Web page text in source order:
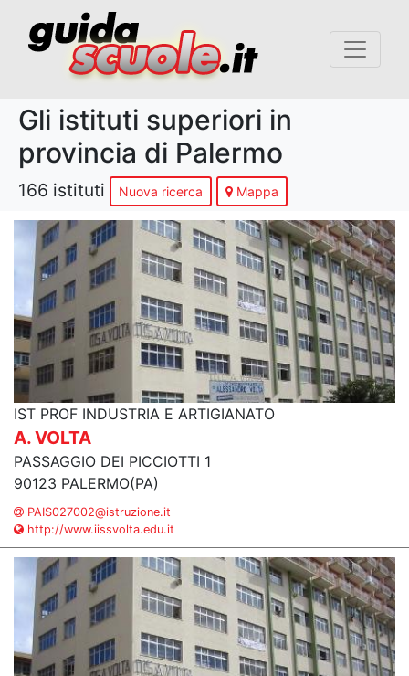
Gli istituti superiori in
provincia di Palermo
166 istituti Nuova ricerca Mappa
IST PROF INDUSTRIA E ARTIGIANATO
A. VOLTA
PASSAGGIO DEI PICCIOTTI 1
90123 PALERMO(PA)
PAIS027002@istruzione.it
http://www.iissvolta.edu.it